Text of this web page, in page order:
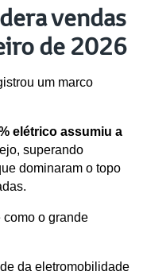
vendas
de 2026
um marco
elétrico assumiu a
superando
dominaram o topo
o grande
da eletromobilidade